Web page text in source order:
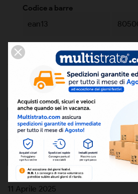
Codice a barre
ean13
Eccellente
5,0/5
recensioni prodotto
Tutte le recensioni >
Precedente
Successivo
11 Aprile 2025